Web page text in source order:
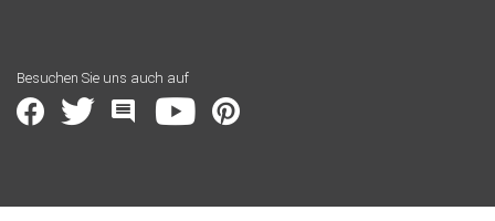
Besuchen Sie uns auch auf